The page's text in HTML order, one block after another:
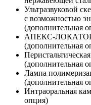
Ультразвуковой
с возможностью
(дополнительная
АПЕКС-ЛОКАТОР с
(дополнительная
(дополнительная
Лампа
(дополнительная
Интраоральная
опция)